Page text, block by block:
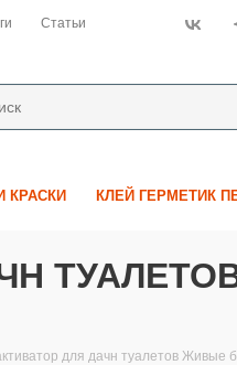
Статьи
КРАСКИ КЛЕЙ ГЕРМЕТИК
для дачн туалетов Живые